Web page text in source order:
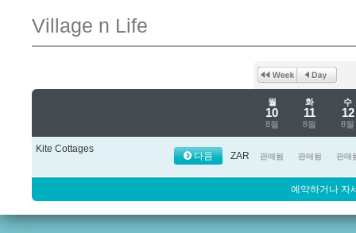
Village n Life
월
10
8월
화
11
8월
수
12
8월
Kite Cottages
다음 ZAR 판매됨 판매됨 판매
예약하거나 자